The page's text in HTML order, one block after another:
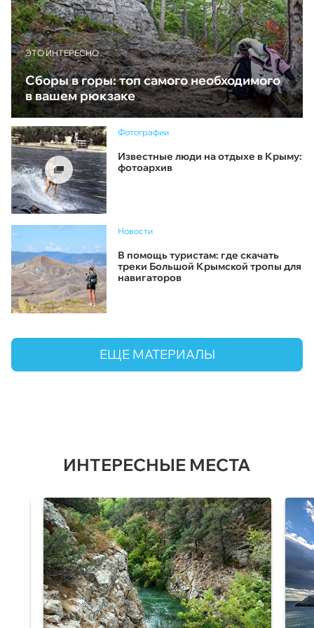
ЭТО ИНТЕРЕСНО
Сборы в горы: топ самого необходимого
в вашем рюкзаке
Фотографии
Известные люди на отдыхе в Крыму:
фотоархив
Новости
В помощь туристам: где скачать
треки Большой Крымской тропы для
навигаторов
ЕЩЕ МАТЕРИАЛЫ
ИНТЕРЕСНЫЕ МЕСТА